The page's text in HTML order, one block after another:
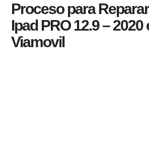
Proceso para
Ipad PRO 12.9 – 2020
Viamovil